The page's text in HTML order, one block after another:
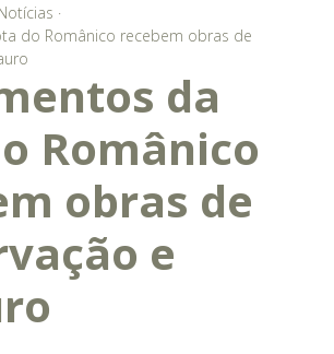
·
do Românico recebem obras de
da
Românico
obras de
e